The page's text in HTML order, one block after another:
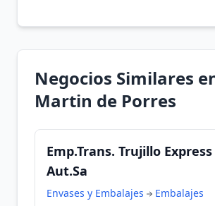
Negocios Similares
Martin de Porres
Emp.Trans. Trujillo Express
Aut.Sa
Envases y Embalajes
Embalajes